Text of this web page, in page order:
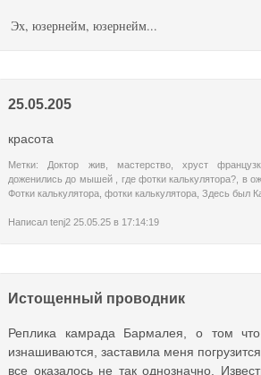
Эх, юзернейм, юзернейм...
25.05.205
красота
Метки: Доктор жив, мастерство, хруст
доженились до мышей
где фотки калькулятора? в
Фотки калькулятора фотки калькулятора Здесь был
Написал tenj2 25.05.25 в 17:14:19
Истощенный проводник
Реплика камрада Бармалея, о том
изнашиваются, заставила меня
все оказалось не так однозначно.